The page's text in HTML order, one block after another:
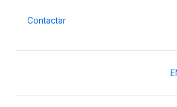
Contactar